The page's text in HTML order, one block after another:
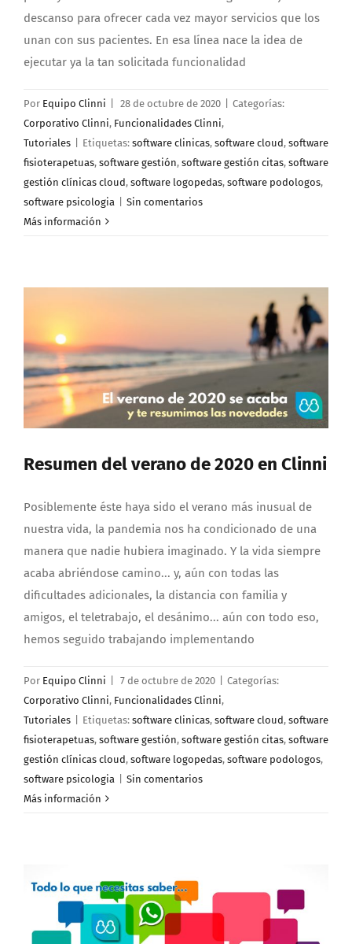
descanso para ofrecer cada vez mayor servicios que los
unan con sus pacientes. En esa línea nace la idea de
ejecutar ya la tan solicitada funcionalidad
Por Equipo Clinni 28 de octubre de 2020
Categorías:
Corporativo Clinni, Funcionalidades Clinni,
Tutoriales
Etiquetas: software clinicas, software cloud, software
fisioterapetuas, software gestión, software gestión citas, software
gestión clínicas cloud, software logopedas, software podologos,
software psicologia
Sin comentarios
Más información
Resumen del verano de 2020 en Clinni
Posiblemente éste haya sido el verano más inusual de
nuestra vida, la pandemia nos ha condicionado de una
manera que nadie hubiera imaginado. Y la vida siempre
acaba abriéndose camino... y, aún con todas las
dificultades adicionales, la distancia con familia y
amigos, el teletrabajo, el desánimo... aún con todo eso,
hemos seguido trabajando implementando
Por Equipo Clinni 7 de octubre de 2020
Categorías:
Corporativo Clinni, Funcionalidades Clinni,
Tutoriales
Etiquetas: software clinicas, software cloud, software
fisioterapetuas, software gestión, software gestión citas, software
gestión clínicas cloud, software logopedas, software podologos,
software psicologia
Sin comentarios
Más información